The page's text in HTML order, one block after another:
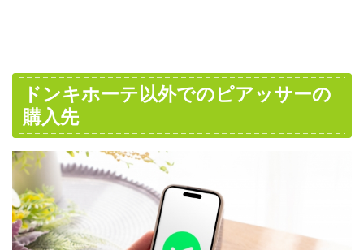
ドンキホーテ以外でのピアッサーの
購入先